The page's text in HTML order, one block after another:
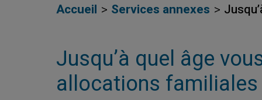
Accueil Services annexes
Jusqu’à quel âge
allocations familiales